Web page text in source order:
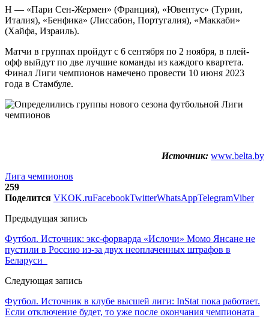
Н — «Пари Сен-Жермен» (Франция), «Ювентус» (Турин,
Италия), «Бенфика» (Лиссабон, Португалия), «Маккаби»
(Хайфа, Израиль).
Матчи в группах пройдут с 6 сентября по 2 ноября, в плей-
офф выйдут по две лучшие команды из каждого квартета.
Финал Лиги чемпионов намечено провести 10 июня 2023
года в Стамбуле.
Источник: www.belta.by
Лига чемпионов
259
Поделится VKOK.ruFacebookTwitterWhatsAppTelegramViber
Предыдущая запись
Футбол. Источник: экс-форварда «Ислочи» Момо Янсане не
пустили в Россию из-за двух неоплаченных штрафов в
Беларуси
Следующая запись
Футбол. Источник в клубе высшей лиги: InStat пока работает.
Если отключение будет, то уже после окончания чемпионата